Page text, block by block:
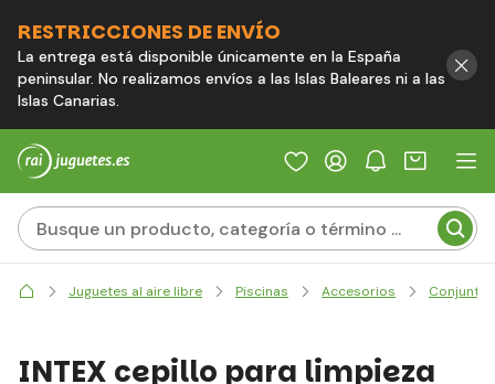
RESTRICCIONES DE ENVÍO
La entrega está disponible únicamente en la España
peninsular. No realizamos envíos a las Islas Baleares ni a las
Islas Canarias.
Juguetes al aire libre Piscinas Accesorios
INTEX cepillo para limpieza